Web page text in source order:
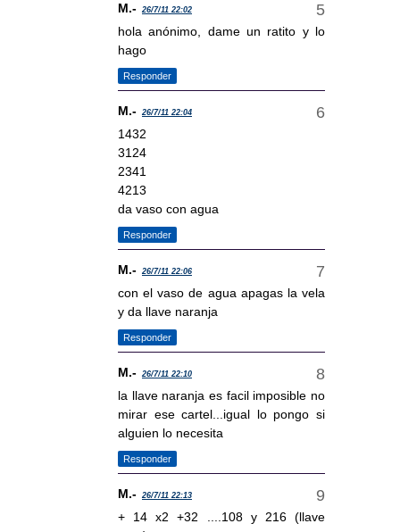
M.- 26/7/11 22:02
hola anónimo, dame un ratito y lo
hago
Responder
M.- 26/7/11 22:04
1432
3124
2341
4213
da vaso con agua
Responder
M.- 26/7/11 22:06
con el vaso de agua apagas la vela
y da llave naranja
Responder
M.- 26/7/11 22:10
la llave naranja es facil imposible no
mirar ese cartel...igual lo pongo si
alguien lo necesita
Responder
M.- 26/7/11 22:13
+ 14 x2 +32 ....108 y 216 (llave